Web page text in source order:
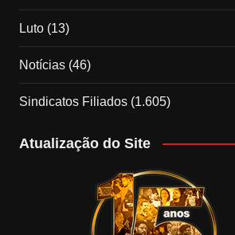
Luto(13)
Notícias(46)
Sindicatos Filiados(1.605)
Atualização do Site